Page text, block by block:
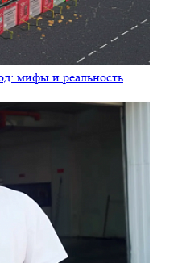
мифы и реальность